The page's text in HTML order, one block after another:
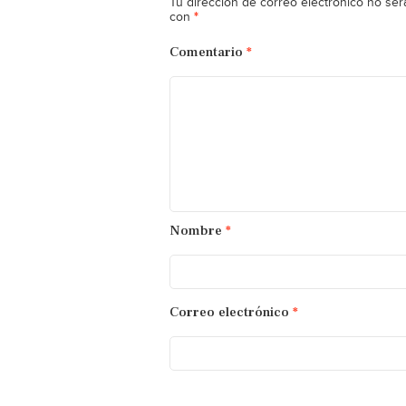
con *
Comentario *
Nombre *
Correo electrónico *